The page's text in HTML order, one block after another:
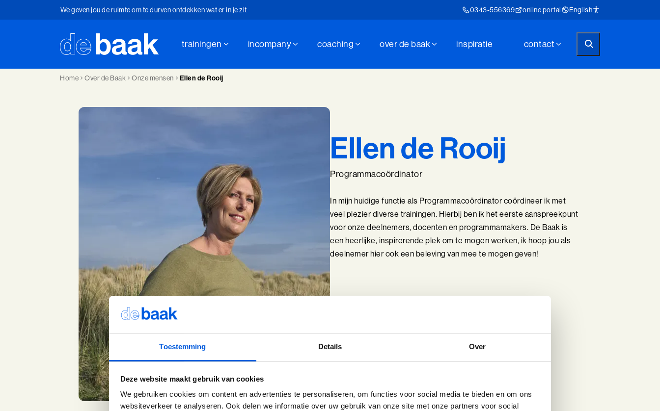
Toestemming Details Over
Deze website maakt gebruik van cookies
We gebruiken cookies om content en advertenties te personaliseren, om functies voor social media te bieden en om ons
websiteverkeer te analyseren. Ook delen we informatie over uw gebruik van onze site met onze partners voor social
We geven jou de ruimte om te durven ontdekken wat er in je zit
Je brengt iets in beweging als je stilstaat
Het trainingsinstituut voor ontwikkeling en leiderschap sinds 1947
We geven jou de ruimte om te durven ontdekken wat er in je zit
0343-556369 online portal English
trainingen incompany coaching over de baak inspiratie contact
Home Over de Baak Onze mensen Ellen de Rooij
Ellen de Rooij
Programmacoördinator
In mijn huidige functie als Programmacoördinator coördineer ik met
veel plezier diverse trainingen. Hierbij ben ik het eerste aanspreekpunt
voor onze deelnemers, docenten en programmamakers. De Baak is
een heerlijke, inspirerende plek om te mogen werken, ik hoop jou als
deelnemer hier ook een beleving van mee te mogen geven!